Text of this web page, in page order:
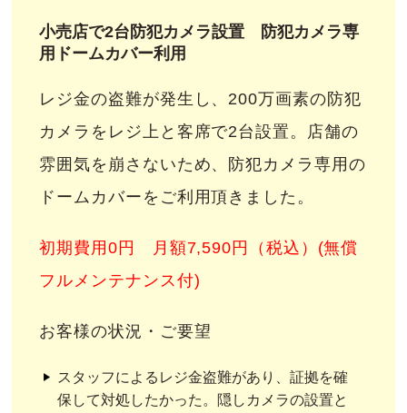
小売店で2台防犯カメラ設置 防犯カメラ専
用ドームカバー利用
レジ金の盗難が発生し、200万画素の防犯
カメラをレジ上と客席で2台設置。店舗の
雰囲気を崩さないため、防犯カメラ専用の
ドームカバーをご利用頂きました。
初期費用0円 月額7,590円（税込）(無償
フルメンテナンス付)
お客様の状況・ご要望
スタッフによるレジ金盗難があり、証拠を確
保して対処したかった。隠しカメラの設置と